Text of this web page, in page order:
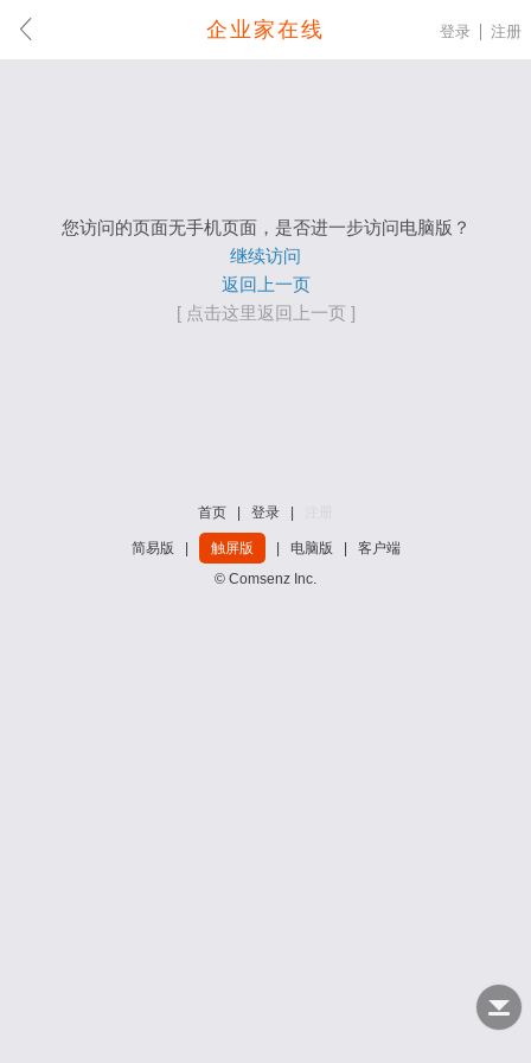
企业家在线 登录 注册
您访问的页面无手机页面，是否进一步访问电脑版？
继续访问
返回上一页
[ 点击这里返回上一页 ]
首页 登录
简易版 触屏版 电脑版
客户端
© Comsenz Inc.